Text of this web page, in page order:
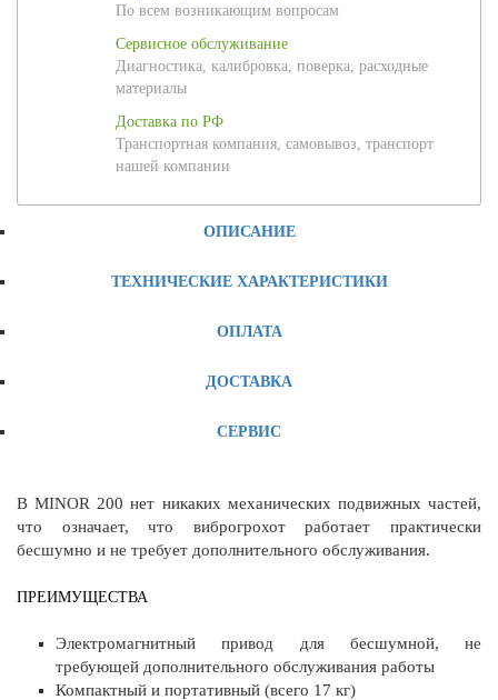
По всем возникающим вопросам
Сервисное обслуживание
Диагностика, калибровка, поверка, расходные
материалы
Доставка по РФ
Транспортная компания, самовывоз, транспорт
нашей компании
ОПИСАНИЕ
ТЕХНИЧЕСКИЕ ХАРАКТЕРИСТИКИ
ОПЛАТА
ДОСТАВКА
СЕРВИС
В MINOR 200 нет никаких механических подвижных частей,
что означает, что виброгрохот работает практически
бесшумно и не требует дополнительного обслуживания.
ПРЕИМУЩЕСТВА
Электромагнитный привод для бесшумной, не
требующей дополнительного обслуживания работы
Компактный и портативный (всего 17 кг)